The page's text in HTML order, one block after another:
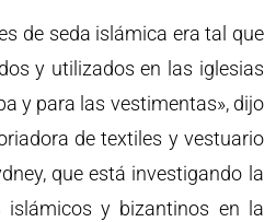
de seda islámica era tal que
y utilizados en las iglesias
y para las vestimentas», dijo
de textiles y vestuario
que está investigando la
islámicos y bizantinos en la